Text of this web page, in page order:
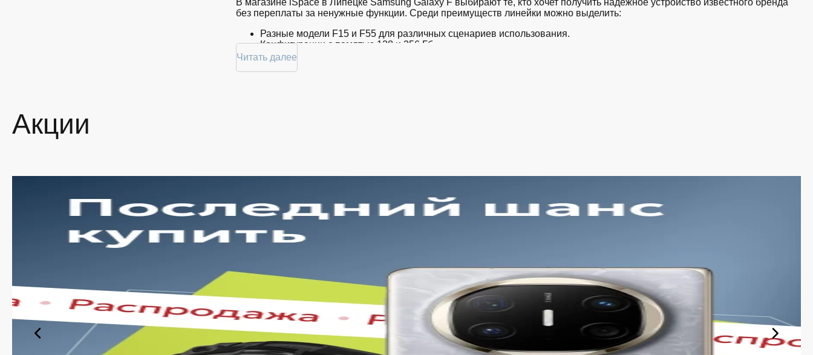
без переплаты за ненужные функции. Среди преимуществ линейки можно выделить:
Разные модели F15 и F55 для различных сценариев использования.
Конфигурации с памятью 128 и 256 Гб.
Цветовые решения Black, Violet и Green.
характеристики действительно будут востребованы.
параметров моделей. Следует учитывать объем встроенной памяти, размер дисплея, особенности процессора и
дополнительные функции. Если смартфон приобретается для интенсивной ежедневной эксплуатации, стоит обратить
поэтому сравнение нескольких вариантов поможет выбрать действительно выгодный телефон.
Что делает серию Galaxy F удачным выбором
Смартфоны этой линейки уверенно справляются с большинством повседневных задач и обеспечивают комфортную работу
в течение всего дня. Они подходят для общения, просмотра видео, мобильных игр, использования рабочих приложений и
фотосъемки. Основные достоинства серии:
Читать далее
Акции